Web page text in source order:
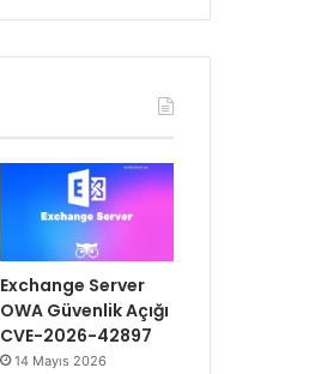
Exchange Server
OWA Güvenlik Açığı
CVE-2026-42897
14 Mayıs 2026